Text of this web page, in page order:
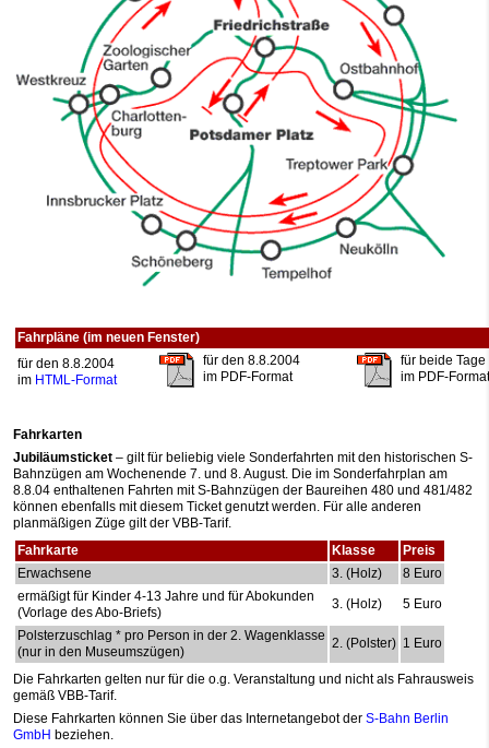
Fahrpläne (im neuen Fenster)
für den 8.8.2004
im HTML-Format
für den 8.8.2004
im PDF-Format
für beide Tage
im PDF-Format
Fahrkarten
Jubiläumsticket – gilt für beliebig viele Sonderfahrten mit den historischen S-
Bahnzügen am Wochenende 7. und 8. August. Die im Sonderfahrplan am
8.8.04 enthaltenen Fahrten mit S-Bahnzügen der Baureihen 480 und 481/482
können ebenfalls mit diesem Ticket genutzt werden. Für alle anderen
planmäßigen Züge gilt der VBB-Tarif.
Fahrkarte
Klasse
Preis
Erwachsene
3. (Holz)
8 Euro
ermäßigt für Kinder 4-13 Jahre und für Abokunden
(Vorlage des Abo-Briefs)
3. (Holz) 5 Euro
Polsterzuschlag * pro Person in der 2. Wagenklasse
(nur in den Museumszügen)
2. (Polster) 1 Euro
Die Fahrkarten gelten nur für die o.g. Veranstaltung und nicht als Fahrausweis
gemäß VBB-Tarif.
Diese Fahrkarten können Sie über das Internetangebot der S-Bahn Berlin
GmbH beziehen.